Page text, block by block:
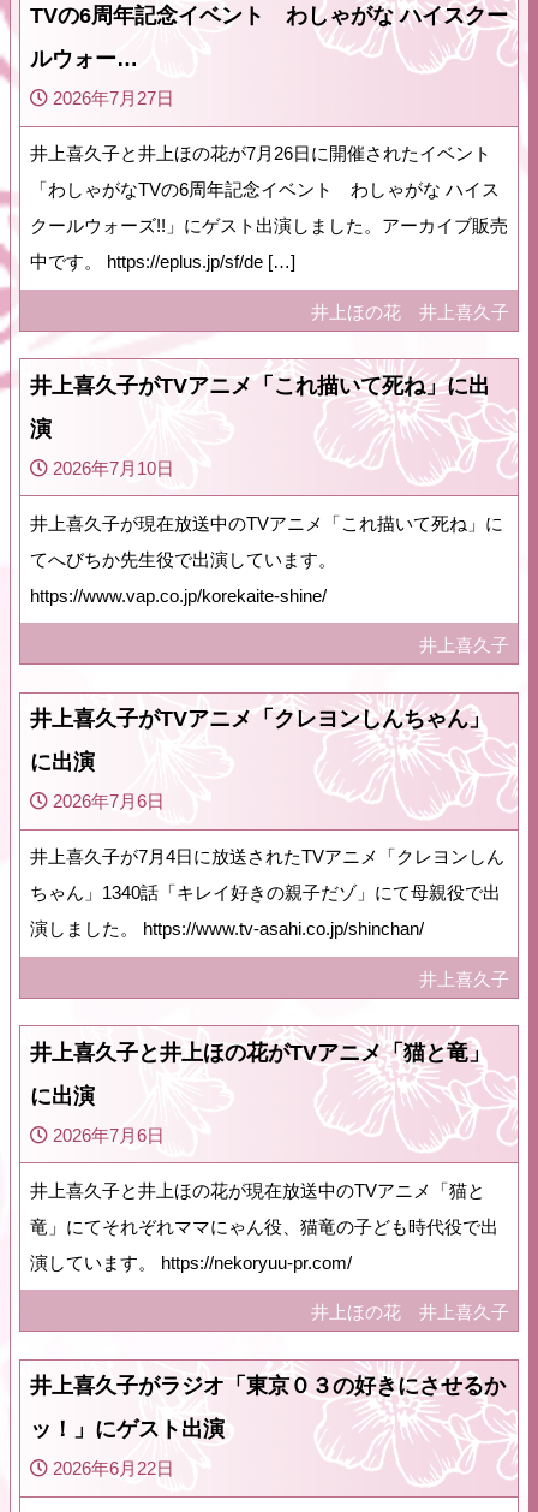
TVの6周年記念イベント わしゃがな ハイスクー
ルウォー…
2026年7月27日
井上喜久子と井上ほの花が7月26日に開催されたイベント
「わしゃがなTVの6周年記念イベント わしゃがな ハイス
クールウォーズ!!」にゲスト出演しました。アーカイブ販売
中です。 https://eplus.jp/sf/de […]
井上ほの花 井上喜久子
井上喜久子がTVアニメ「これ描いて死ね」に出
演
2026年7月10日
井上喜久子が現在放送中のTVアニメ「これ描いて死ね」に
てへびちか先生役で出演しています。
https://www.vap.co.jp/korekaite-shine/
井上喜久子
井上喜久子がTVアニメ「クレヨンしんちゃん」
に出演
2026年7月6日
井上喜久子が7月4日に放送されたTVアニメ「クレヨンしん
ちゃん」1340話「キレイ好きの親子だゾ」にて母親役で出
演しました。 https://www.tv-asahi.co.jp/shinchan/
井上喜久子
井上喜久子と井上ほの花がTVアニメ「猫と竜」
に出演
2026年7月6日
井上喜久子と井上ほの花が現在放送中のTVアニメ「猫と
竜」にてそれぞれママにゃん役、猫竜の子ども時代役で出
演しています。 https://nekoryuu-pr.com/
井上ほの花 井上喜久子
井上喜久子がラジオ「東京０３の好きにさせるか
ッ！」にゲスト出演
2026年6月22日